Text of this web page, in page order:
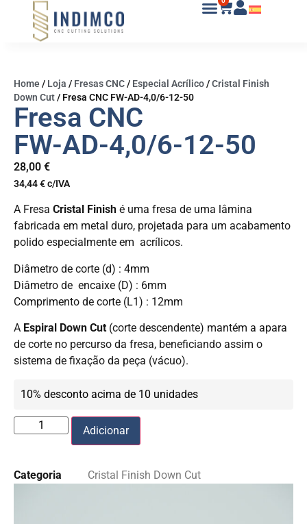
Home/ Loja / Fresas CNC/ Especial Acrílico/Cristal Finish
Down Cut/ Fresa CNC FW-AD-4,0/6-12-50
Fresa CNC
FW-AD-4,0/6-12-50
28,00 €
34,44€c/IVA
A Fresa Cristal Finish é uma fresa de uma lâmina
fabricada em metal duro, projetada para um acabamento
polido especialmente em acrílicos.
Diâmetro de corte (d) : 4mm
Diâmetro de encaixe (D) : 6mm
Comprimento de corte (L1) : 12mm
A Espiral Down Cut (corte descendente) mantém a apara
de corte no percurso da fresa, beneficiando assim o
sistema de fixação da peça (vácuo).
10% desconto acima de 10 unidades
Adicionar
Categoria Cristal Finish Down Cut